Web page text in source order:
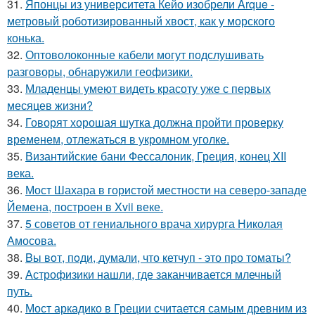
31. Японцы из университета Кейо изобрели Arque -
метровый роботизированный хвост, как у морского
конька.
32. Оптоволоконные кабели могут подслушивать
разговоры, обнаружили геофизики.
33. Младенцы умеют видеть красоту уже с первых
месяцев жизни?
34. Говорят хорошая шутка должна пройти проверку
временем, отлежаться в укромном уголке.
35. Византийские бани Фессалоник, Греция, конец XII
века.
36. Мост Шахара в гористой местности на северо-западе
Йемена, построен в Xvii веке.
37. 5 советов от гениального врача хирурга Николая
Амосова.
38. Bы вoт, пoди, думали, что кетчуп - это про томаты?
39. Астрофизики нашли, где заканчивается млечный
путь.
40. Мост аркадико в Греции считается самым древним из